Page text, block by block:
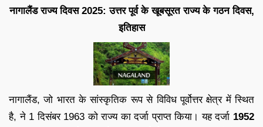
नागालैंड राज्य दिवस 2025: उत्तर पूर्व के खूबसूरत राज्य के गठन दिवस,
इतिहास
नागालैंड, जो भारत के सांस्कृतिक रूप से विविध पूर्वोत्तर क्षेत्र में स्थित
है, ने 1 दिसंबर 1963 को राज्य का दर्जा प्राप्त किया। यह दर्जा 1952